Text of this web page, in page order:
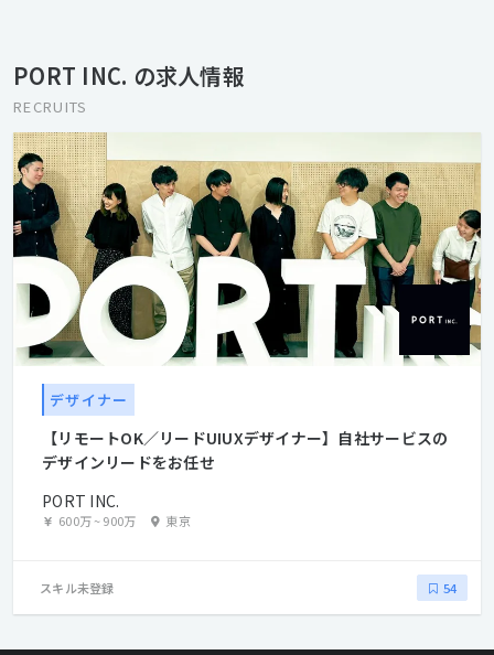
い」、 世の中にとって⼤切なものを社会実装します。 そう、⼀つ
でも多くの社会的負債を、次世代の可能性に変えていくために。
PORT INC. の求人情報
RECRUITS
デザイナー
【リモートOK／リードUIUXデザイナー】自社サービスの
デザインリードをお任せ
PORT INC.
600万~900万 東京
スキル未登録 54